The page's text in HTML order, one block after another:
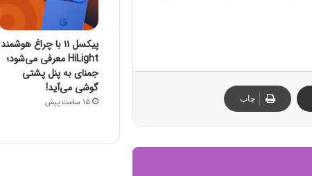
چاپ
پیکسل ۱۱ با چراغ هوشمند
HiLight معرفی می‌شود؛
جمنای به پنل پشتی
گوشی می‌آید!
15 ساعت پیش